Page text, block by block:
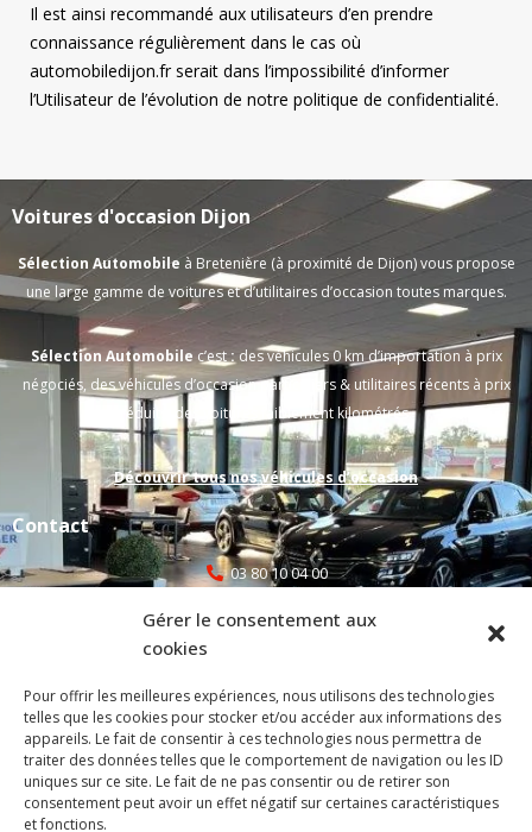
Gérer le consentement aux
cookies
Pour offrir les meilleures expériences, nous utilisons des technologies
telles que les cookies pour stocker et/ou accéder aux informations des
appareils. Le fait de consentir à ces technologies nous permettra de
traiter des données telles que le comportement de navigation ou les ID
uniques sur ce site. Le fait de ne pas consentir ou de retirer son
consentement peut avoir un effet négatif sur certaines caractéristiques
et fonctions.
Il est ainsi recommandé aux utilisateurs d’en prendre
connaissance régulièrement dans le cas où
automobiledijon.fr serait dans l’impossibilité d’informer
l’Utilisateur de l’évolution de notre politique de confidentialité.
Voitures d'occasion Dijon
Sélection Automobile à Bretenière (à proximité de Dijon) vous propose
une large gamme de voitures et d’utilitaires d’occasion toutes marques.
Sélection Automobile c’est: des véhicules 0 km d’importation à prix
négociés, des véhicules d’occasion particuliers & utilitaires récents à prix
réduits, des voitures faiblement kilométrés.
Découvrir tous nos véhicules d’occasion
Contact
03 80 10 04 00
selecauto@orange.fr
1C Rue de la Plucharde, 21110 Bretenière
Mentions légales